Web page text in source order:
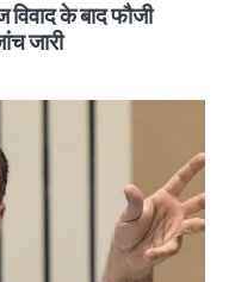
विवाद के बाद फौजी
जारी